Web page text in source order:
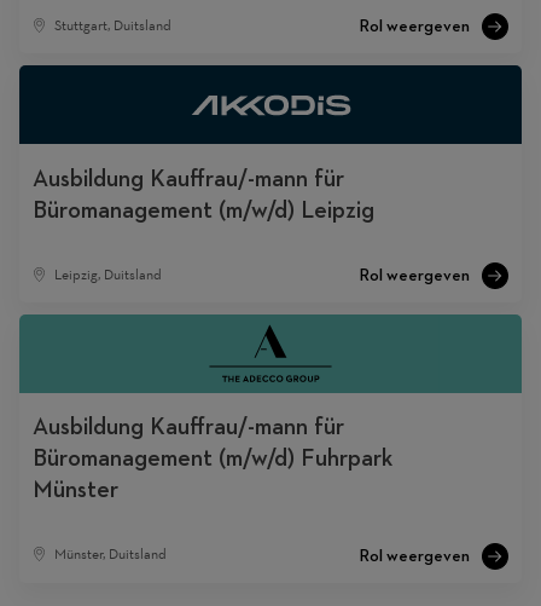
Stuttgart, Duitsland
Ausbildung Kauffrau/-mann für
Büromanagement (m/w/d) Leipzig
Leipzig, Duitsland
Ausbildung Kauffrau/-mann für
Büromanagement (m/w/d) Fuhrpark
Münster
Münster, Duitsland